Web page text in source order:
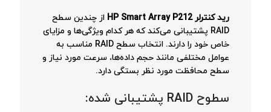
رید کنترلر HP Smart Array P212
از چندین سطح
RAID پشتیبانی می‌کند که هر کدام ویژگی‌ها و مزایای
خاص خود را دارند. انتخاب سطح RAID مناسب به
عوامل مختلفی مانند حجم داده‌ها، سرعت مورد نیاز و
سطح محافظت مورد نظر بستگی دارد.
سطوح RAID پشتیبانی شده: